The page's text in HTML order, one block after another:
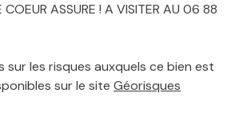
COEUR ASSURE ! A VISITER AU 06 88
sur les risques auxquels ce bien est
sur le site Géorisques